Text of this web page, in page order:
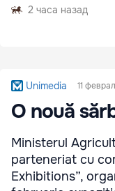
2 часа назад
Unimedia 11
O nouă
Ministerul
parteneriat cu
Exhibitions”,